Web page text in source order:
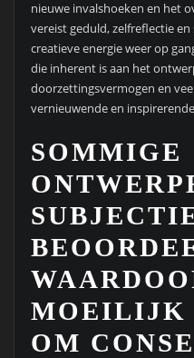
nieuwe invalshoeken en het
vereist geduld, zelfreflectie
creatieve energie weer op
die inherent is aan het
doorzettingsvermogen en
vernieuwende en
SOMMIGE
MOEILIJK
OM